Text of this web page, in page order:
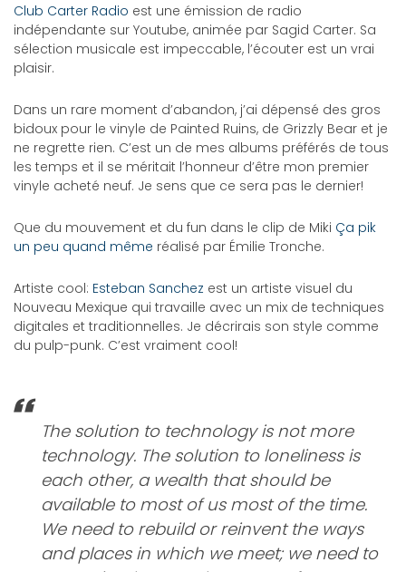
Club Carter Radio est une émission de radio
indépendante sur Youtube, animée par Sagid Carter. Sa
sélection musicale est impeccable, l’écouter est un vrai
plaisir.
Dans un rare moment d’abandon, j’ai dépensé des gros
bidoux pour le vinyle de Painted Ruins, de Grizzly Bear et je
ne regrette rien. C’est un de mes albums préférés de tous
les temps et il se méritait l’honneur d’être mon premier
vinyle acheté neuf. Je sens que ce sera pas le dernier!
Que du mouvement et du fun dans le clip de Miki Ça pik
un peu quand même réalisé par Émilie Tronche.
Artiste cool: Esteban Sanchez est un artiste visuel du
Nouveau Mexique qui travaille avec un mix de techniques
digitales et traditionnelles. Je décrirais son style comme
du pulp-punk. C’est vraiment cool!
The solution to technology is not more
technology. The solution to loneliness is
each other, a wealth that should be
available to most of us most of the time.
We need to rebuild or reinvent the ways
and places in which we meet; we need to